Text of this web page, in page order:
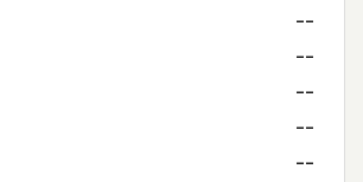
--
--
--
--
--